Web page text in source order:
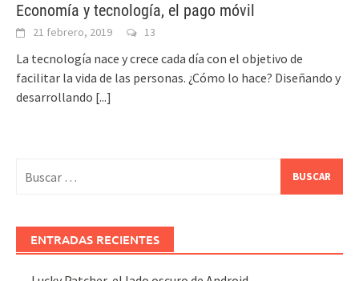
Economía y tecnología, el pago móvil
21 febrero, 2019 13
La tecnología nace y crece cada día con el objetivo de
facilitar la vida de las personas. ¿Cómo lo hace? Diseñando y
desarrollando [...]
ENTRADAS RECIENTES